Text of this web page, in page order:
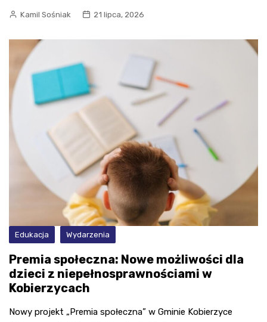
Kamil Sośniak 21 lipca, 2026
Edukacja Wydarzenia
Premia społeczna: Nowe możliwości dla
dzieci z niepełnosprawnościami w
Kobierzycach
Nowy projekt „Premia społeczna” w Gminie Kobierzyce